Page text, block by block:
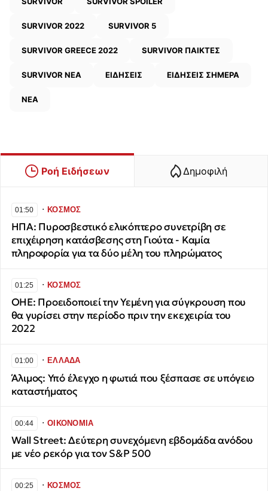
SURVIVOR 2022 SURVIVOR 5
SURVIVOR GREECE 2022 SURVIVOR ΠΑΙΚΤΕΣ
SURVIVOR ΝΕΑ ΕΙΔΗΣΕΙΣ ΕΙΔΗΣΕΙΣ ΣΗΜΕΡΑ
ΝΕΑ
Ροή Ειδήσεων Δημοφιλή
01:50 ∙ΚΟΣΜΟΣ
ΗΠΑ: Πυροσβεστικό ελικόπτερο συνετρίβη σε
επιχέιρηση κατάσβεσης στη Γιούτα - Καμία
πληροφορία για τα δύο μέλη του πληρώματος
01:25 ∙ΚΟΣΜΟΣ
ΟΗΕ: Προειδοποιεί την Υεμένη για σύγκρουση που
θα γυρίσει στην περίοδο πριν την εκεχειρία του
2022
01:00 ∙ΕΛΛΑΔΑ
Άλιμος: Υπό έλεγχο η φωτιά που ξέσπασε σε υπόγειο
καταστήματος
00:44 ∙ΟΙΚΟΝΟΜΙΑ
Wall Street: Δεύτερη συνεχόμενη εβδομάδα ανόδου
με νέο ρεκόρ για τον S&P 500
00:25 ∙ΚΟΣΜΟΣ